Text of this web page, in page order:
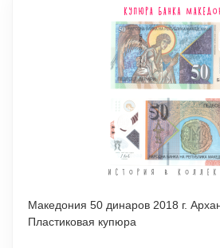
Македония 50 динаров 2018 г.
Пластиковая купюра